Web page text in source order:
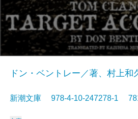
ドン・ベントレー／著、村上和
新潮文庫 978-4-10-247278-1